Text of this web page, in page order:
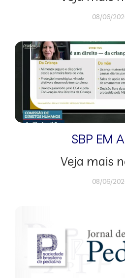
08/06/
SBP EM
Veja mais
08/06/